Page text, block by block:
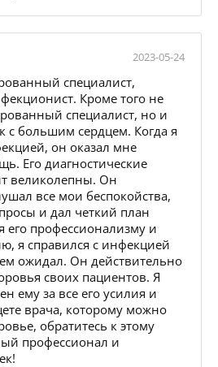
2023-05-24
специалист,
Кроме того не
специалист, но и
с большим сердцем. Когда я
он оказал мне
Его диагностические
великолепны. Он
все мои беспокойства,
и дал четкий план
его профессионализму и
я справился с инфекцией
ожидал. Он действительно
своих пациентов. Я
ему за все его усилия и
врача, которому можно
обратитесь к этому
профессионал и